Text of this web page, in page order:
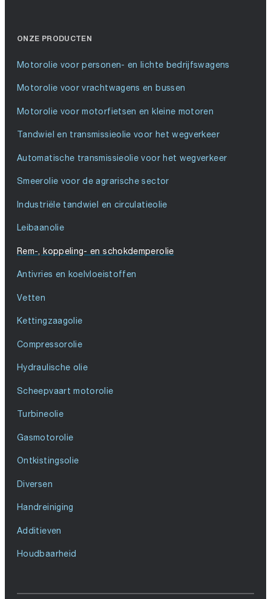
ONZE PRODUCTEN
Motorolie voor personen- en lichte bedrijfswagens
Motorolie voor vrachtwagens en bussen
Motorolie voor motorfietsen en kleine motoren
Tandwiel en transmissieolie voor het wegverkeer
Automatische transmissieolie voor het wegverkeer
Smeerolie voor de agrarische sector
Industriële tandwiel en circulatieolie
Leibaanolie
Rem-, koppeling- en schokdemperolie
Antivries en koelvloeistoffen
Vetten
Kettingzaagolie
Compressorolie
Hydraulische olie
Scheepvaart motorolie
Turbineolie
Gasmotorolie
Ontkistingsolie
Diversen
Handreiniging
Additieven
Houdbaarheid